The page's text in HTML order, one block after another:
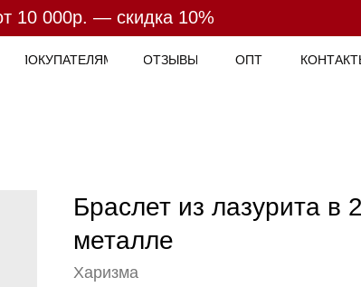
- бесплатная доставка
- 4 платежа по
25%
10 000р. — скидка 10%
ОПТ
ПОКУПАТЕЛЯМ ОТЗЫВЫ
Браслет из лазурита в
металле
Харизма